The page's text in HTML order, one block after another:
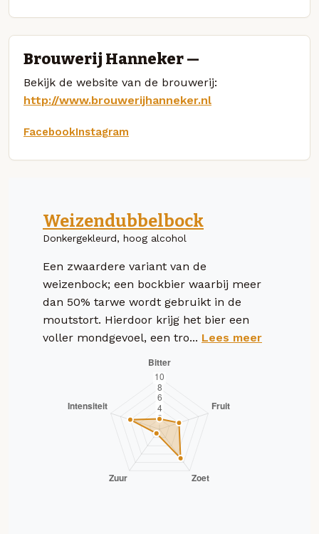
Brouwerij Hanneker —
Bekijk de website van de brouwerij:
http://www.brouwerijhanneker.nl
FacebookInstagram
Weizendubbelbock
Donkergekleurd, hoog alcohol
Een zwaardere variant van de
weizenbock; een bockbier waarbij meer
dan 50% tarwe wordt gebruikt in de
moutstort. Hierdoor krijg het bier een
voller mondgevoel, een tro... Lees meer